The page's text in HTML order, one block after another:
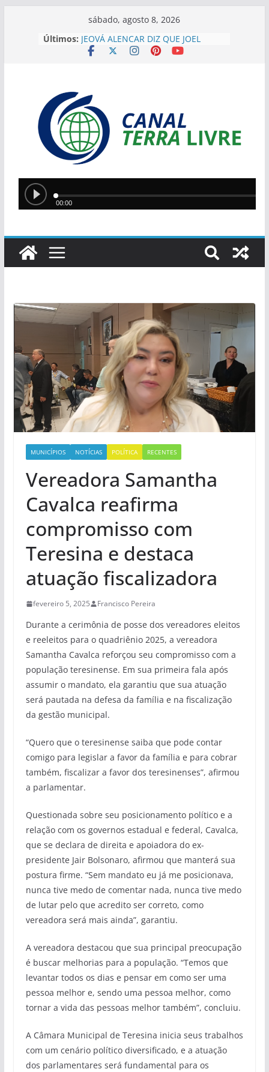
sábado, agosto 8, 2026
Últimos:
Silvio Mendes anuncia
reformulação do transporte
coletivo de Teresina com novos
RODRIGUES REPRESENTA
“GOVERNO DE VERDADE” E
DESTACA APOIO DO PIAUÍ
“EU HERDEI ISSO”, DIZ SÍLVIO AO
JUSTIFICAR DESAFIOS DA GESTÃO
EM TERESINA
SÍLVIO MENDES ELOGIA JOEL
RODRIGUES: ” JÁ ESTOU COM
EU”
IMAGENS MOSTRAM MOMENTO
ASSALTANTE NA ZONA SUDESTE
MUNICÍPIOS NOTÍCIAS POLÍTICA RECENTES
Vereadora Samantha
Cavalca reafirma
compromisso com
Teresina e destaca
atuação fiscalizadora
fevereiro 5, 2025 Francisco Pereira
Durante a cerimônia de posse dos vereadores eleitos
e reeleitos para o quadriênio 2025, a vereadora
Samantha Cavalca reforçou seu compromisso com a
população teresinense. Em sua primeira fala após
assumir o mandato, ela garantiu que sua atuação
será pautada na defesa da família e na fiscalização
da gestão municipal.
“Quero que o teresinense saiba que pode contar
comigo para legislar a favor da família e para cobrar
também, fiscalizar a favor dos teresinenses”, afirmou
a parlamentar.
Questionada sobre seu posicionamento político e a
relação com os governos estadual e federal, Cavalca,
que se declara de direita e apoiadora do ex-
presidente Jair Bolsonaro, afirmou que manterá sua
postura firme. “Sem mandato eu já me posicionava,
nunca tive medo de comentar nada, nunca tive medo
de lutar pelo que acredito ser correto, como
vereadora será mais ainda”, garantiu.
A vereadora destacou que sua principal preocupação
é buscar melhorias para a população. “Temos que
levantar todos os dias e pensar em como ser uma
pessoa melhor e, sendo uma pessoa melhor, como
tornar a vida das pessoas melhor também”, concluiu.
A Câmara Municipal de Teresina inicia seus trabalhos
com um cenário político diversificado, e a atuação
dos parlamentares será fundamental para os